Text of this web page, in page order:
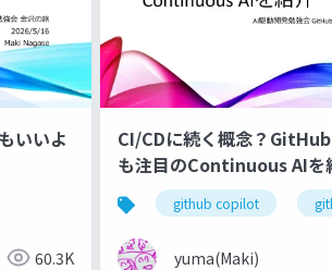
いいよ
60.3K
CI/CDに続く概念？
も注目のContinuous AIを
github copilot
yuma(Maki)